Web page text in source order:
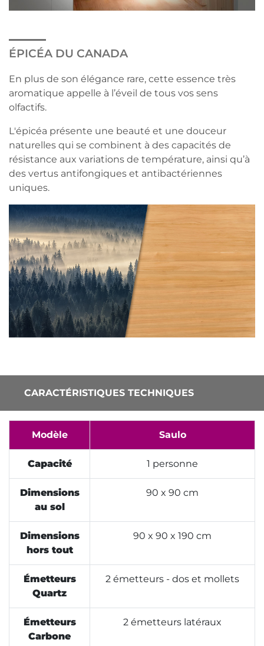
ÉPICÉA DU CANADA
En plus de son élégance rare, cette essence très
aromatique appelle à l’éveil de tous vos sens
olfactifs.
L'épicéa présente une beauté et une douceur
naturelles qui se combinent à des capacités de
résistance aux variations de température, ainsi qu’à
des vertus antifongiques et antibactériennes
uniques.
CARACTÉRISTIQUES TECHNIQUES
Modèle Saulo
Capacité 1 personne
Dimensions
au sol
90 x 90 cm
Dimensions
hors tout
90 x 90 x 190 cm
Émetteurs
Quartz
2 émetteurs - dos et mollets
Émetteurs
Carbone
2 émetteurs latéraux